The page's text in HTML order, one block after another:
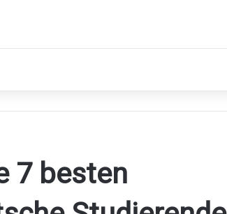
7 besten